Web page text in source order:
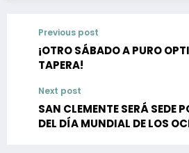
Previous post
¡OTRO SÁBADO A PURO
TAPERA!
Next post
SAN CLEMENTE SERÁ SEDE
DEL DÍA MUNDIAL DE LOS